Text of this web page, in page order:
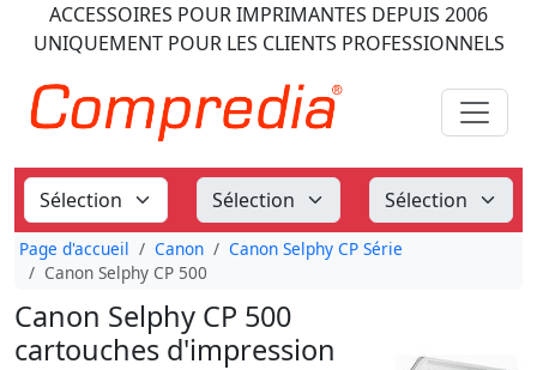
ACCESSOIRES POUR IMPRIMANTES DEPUIS 2006
UNIQUEMENT POUR LES CLIENTS PROFESSIONNELS
Page d'accueil Canon
Canon Selphy CP Série
Canon Selphy CP 500
Canon Selphy CP 500
cartouches d'impression